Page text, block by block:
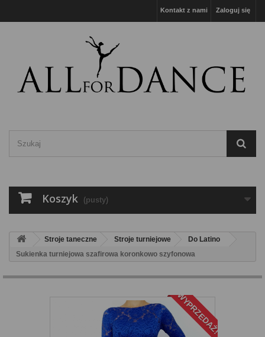
Zaloguj się
Kontakt z nami
Koszyk (pusty)
Stroje taneczne Stroje turniejowe
Do Latino
Sukienka turniejowa szafirowa koronkowo szyfonowa
WYPRZEDAŻ!